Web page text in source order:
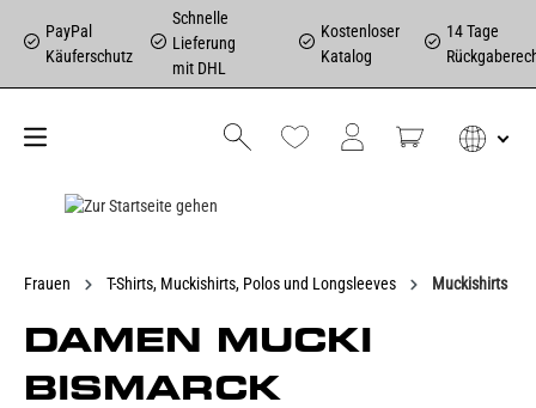
PayPal
Käuferschutz
Schnelle
Lieferung
mit DHL
Kostenloser
Katalog
14 Tage
Frauen T-Shirts, Muckishirts, Polos und Longsleeves Muckishirts
DAMEN MUCKI
BISMARCK